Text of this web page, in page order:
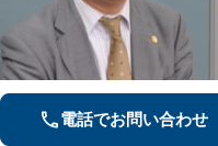
電話でお問い合わせ